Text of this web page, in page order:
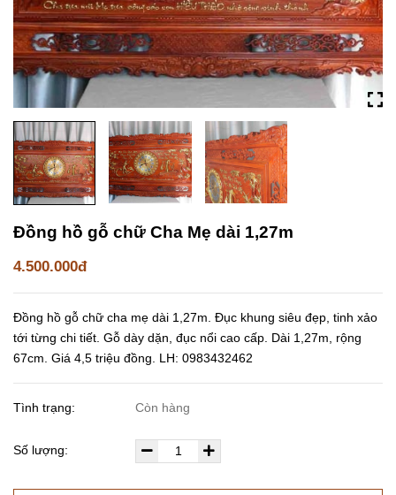
Đồng hồ gỗ chữ Cha Mẹ dài 1,27m
4.500.000đ
Đồng hồ gỗ chữ cha mẹ dài 1,27m. Đục khung siêu đẹp, tinh xảo
tới từng chi tiết. Gỗ dày dặn, đục nổi cao cấp. Dài 1,27m, rộng
67cm. Giá 4,5 triệu đồng. LH: 0983432462
Tình trạng: Còn hàng
Số lượng: